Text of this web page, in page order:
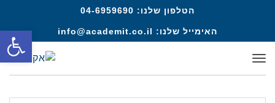
הטלפון שלנו: 04-6959690
האימייל שלנו: info@academit.co.il
תפריט
פתח